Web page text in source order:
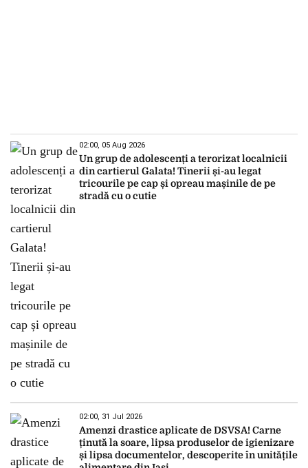
02:00, 05 Aug 2026
Un grup de adolescenți a terorizat localnicii
din cartierul Galata! Tinerii și-au legat
tricourile pe cap și opreau mașinile de pe
stradă cu o cutie
02:00, 31 Jul 2026
Amenzi drastice aplicate de DSVSA! Carne
ținută la soare, lipsa produselor de igienizare
și lipsa documentelor, descoperite în unitățile